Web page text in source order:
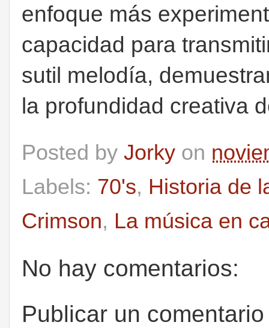
enfoque más
capacidad para
sutil melodía,
la profundidad creativa
Posted by Jorky on
Labels: 70's, Historia de
Crimson, La música en
No hay comentarios:
Publicar un comentario